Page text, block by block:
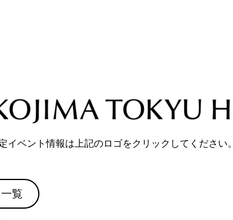
イベント情報は上記のロゴをクリックしてください。
覧